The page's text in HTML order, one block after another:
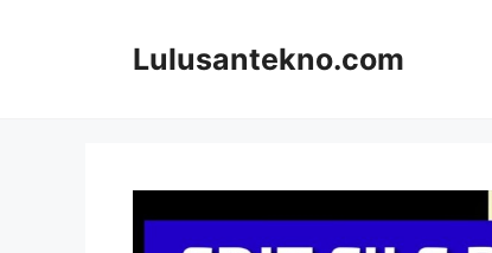
Lulusantekno.com